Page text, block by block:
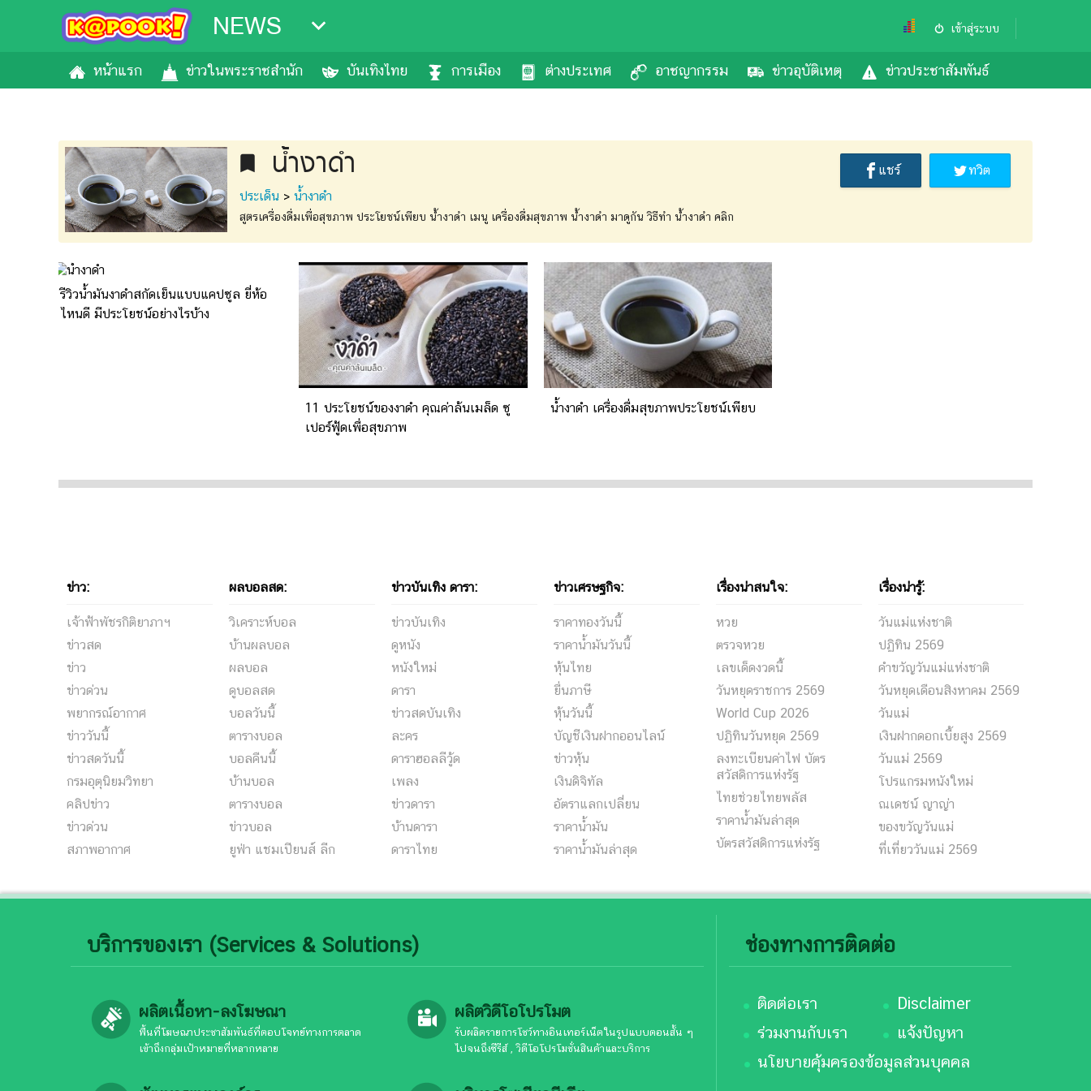
NEWS เข้าสู่ระบบ
หน้าแรก ข่าวในพระราชสำนัก บันเทิงไทย การเมือง ต่างประเทศ อาชญากรรม ข่าวอุบัติเหตุ ข่าวประชาสัมพันธ์
bookmark น้ำงาดำ
ประเด็น > น้ำงาดำ
สูตรเครื่องดื่มเพื่อสุขภาพ ประโยชน์เพียบ น้ำงาดำ เมนู เครื่องดื่มสุขภาพ น้ำงาดำ มาดูกัน วิธีทำ น้ำงาดำ คลิก
แชร์ ทวิต
รีวิวน้ำมันงาดำสกัดเย็นแบบแคปซูล ยี่ห้อ
ไหนดี มีประโยชน์อย่างไรบ้าง
11 ประโยชน์ของงาดำ คุณค่าล้นเมล็ด ซู
เปอร์ฟู้ดเพื่อสุขภาพ
น้ำงาดำ เครื่องดื่มสุขภาพประโยชน์เพียบ
ข่าว:
เจ้าฟ้าพัชรกิติยาภาฯ
ข่าวสด
ข่าว
ข่าวด่วน
พยากรณ์อากาศ
ข่าววันนี้
ข่าวสดวันนี้
กรมอุตุนิยมวิทยา
คลิปข่าว
ข่าวด่วน
สภาพอากาศ
ผลบอลสด:
วิเคราะห์บอล
บ้านผลบอล
ผลบอล
ดูบอลสด
บอลวันนี้
ตารางบอล
บอลคืนนี้
บ้านบอล
ตารางบอล
ข่าวบอล
ยูฟ่า แชมเปียนส์ ลีก
ข่าวบันเทิง ดารา:
ข่าวบันเทิง
ดูหนัง
หนังใหม่
ดารา
ข่าวสดบันเทิง
ละคร
ดาราฮอลลีวู้ด
เพลง
ข่าวดารา
บ้านดารา
ดาราไทย
ข่าวเศรษฐกิจ:
ราคาทองวันนี้
ราคาน้ำมันวันนี้
หุ้นไทย
ยื่นภาษี
หุ้นวันนี้
บัญชีเงินฝากออนไลน์
ข่าวหุ้น
เงินดิจิทัล
อัตราแลกเปลี่ยน
ราคาน้ำมัน
ราคาน้ำมันล่าสุด
เรื่องน่าสนใจ:
หวย
ตรวจหวย
เลขเด็ดงวดนี้
วันหยุดราชการ 2569
World Cup 2026
ปฏิทินวันหยุด 2569
ลงทะเบียนค่าไฟ บัตร
สวัสดิการแห่งรัฐ
ไทยช่วยไทยพลัส
ราคาน้ำมันล่าสุด
บัตรสวัสดิการแห่งรัฐ
เรื่องน่ารู้:
วันแม่แห่งชาติ
ปฏิทิน 2569
คำขวัญวันแม่แห่งชาติ
วันหยุดเดือนสิงหาคม 2569
วันแม่
เงินฝากดอกเบี้ยสูง 2569
วันแม่ 2569
โปรแกรมหนังใหม่
ณเดชน์ ญาญ่า
ของขวัญวันแม่
ที่เที่ยววันแม่ 2569
บริการของเรา (Services & Solutions)
ผลิตเนื้อหา-ลงโฆษณา
พื้นที่โฆษณาประชาสัมพันธ์ที่ตอบโจทย์ทางการตลาด
เข้าถึงกลุ่มเป้าหมายที่หลากหลาย
ผลิตวิดีโอโปรโมต
รับผลิตรายการโชว์ทางอินเทอร์เน็ตในรูปแบบตอนสั้น ๆ
ไปจนถึงซีรีส์ , วิดีโอโปรโมชั่นสินค้าและบริการ
ช่องทางการติดต่อ
ติดต่อเรา
Disclaimer
ร่วมงานกับเรา
แจ้งปัญหา
นโยบายคุ้มครองข้อมูลส่วนบุคคล